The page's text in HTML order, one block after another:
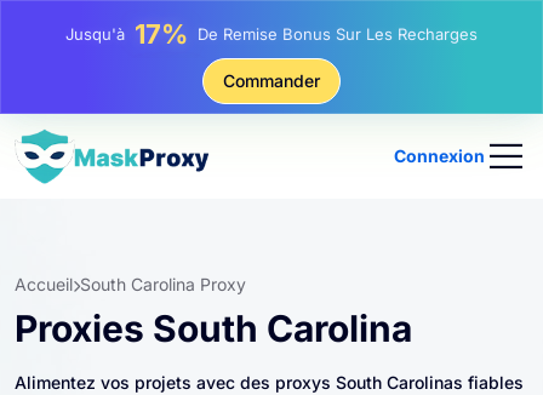
Jusqu'à25%Remise Sur Les Achats Statiques IP
Remise Sur Les Achats Tournants IP
Commander
Connexion
Accueil South Carolina Proxy
Proxies South Carolina
Alimentez vos projets avec des proxys South Carolinas fiables